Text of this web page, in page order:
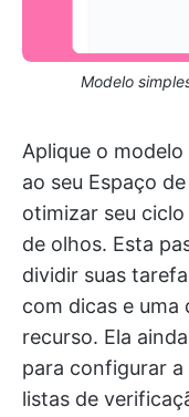
Modelo
Aplique o modelo
ao seu Espaço
otimizar seu
de olhos. Esta
dividir suas
com dicas e uma
recurso. Ela
para configurar
listas de